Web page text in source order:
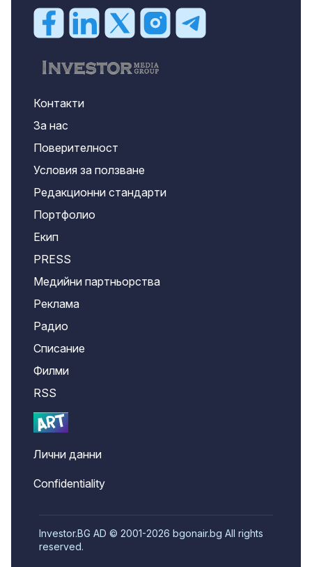
Контакти
За нас
Поверителност
Условия за ползване
Редакционни стандарти
Портфолио
Екип
PRESS
Медийни партньорства
Реклама
Радио
Списание
Филми
RSS
Лични данни
Confidentiality
Investor.BG AD © 2001-2026 bgonair.bg All rights
reserved.